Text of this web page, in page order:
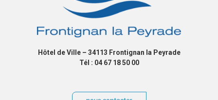
Hôtel de Ville – 34113 Frontignan la Peyrade
Tél : 04 67 18 50 00